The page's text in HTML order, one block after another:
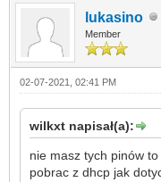
lukasino
Member
02-07-2021, 02:41 PM
wilkxt napisał(a):
nie masz tych pinów
pobrac z dhcp jak